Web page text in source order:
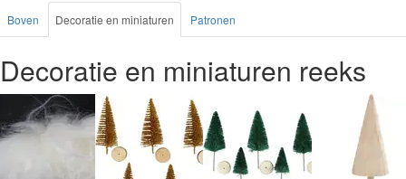
Boven Decoratie en miniaturen Patronen
Decoratie en miniaturen reeks